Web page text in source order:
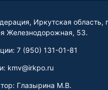
Иркутская область,
Железнодорожная, 53.
7 (950) 131-01-81
kmv@irkpo.ru
Глазырина М.В.